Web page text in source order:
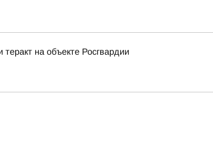
на объекте Росгвардии